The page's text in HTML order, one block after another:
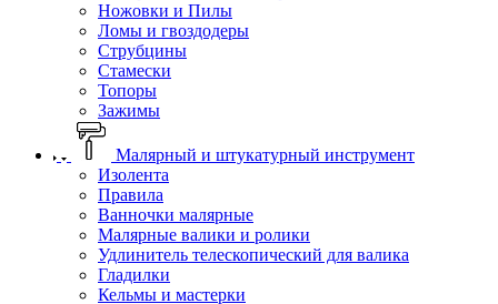
Ножовки и Пилы
Ломы и гвоздодеры
Струбцины
Стамески
Топоры
Зажимы
Малярный и штукатурный инструмент
Изолента
Правила
Ванночки малярные
Малярные валики и ролики
Удлинитель телескопический для валика
Гладилки
Кельмы и мастерки